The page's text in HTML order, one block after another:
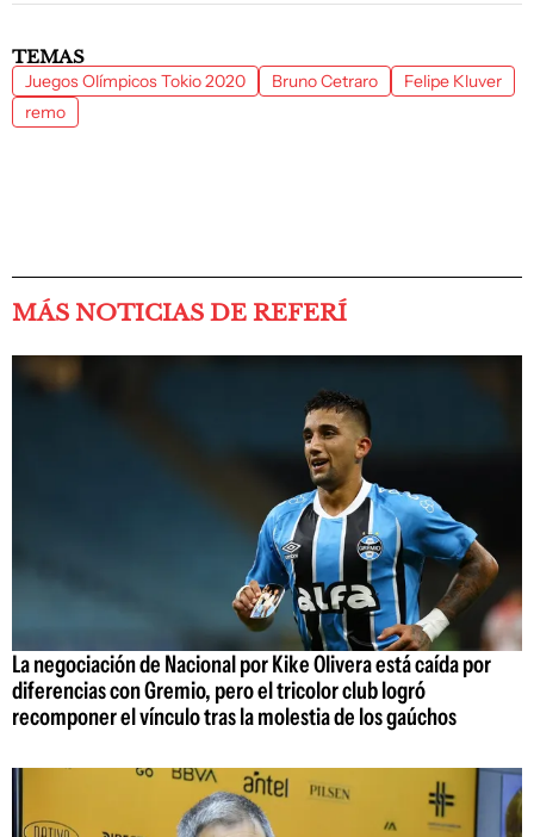
TEMAS
Juegos Olímpicos Tokio 2020 Bruno Cetraro
Felipe Kluver
remo
MÁS NOTICIAS DE REFERÍ
La negociación de Nacional por Kike Olivera está caída por
diferencias con Gremio, pero el tricolor club logró
recomponer el vínculo tras la molestia de los gaúchos